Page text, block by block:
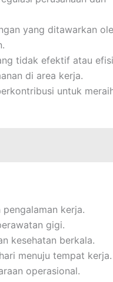
yang ditawarkan
tidak efektif atau
di area kerja.
untuk
kerja.
gigi.
kesehatan berkala.
menuju tempat kerja.
operasional.